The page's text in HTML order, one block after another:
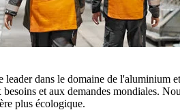
leader dans le domaine de l'aluminium
et aux demandes mondiales.
plus écologique.